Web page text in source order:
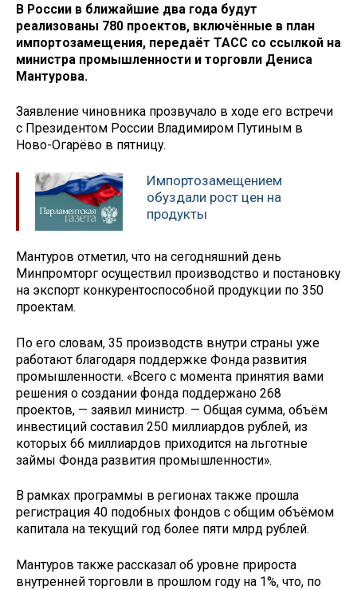
В России в ближайшие два года будут
реализованы 780 проектов, включённые в план
импортозамещения, передаёт ТАСС со ссылкой на
министра промышленности и торговли Дениса
Мантурова.
Заявление чиновника прозвучало в ходе его встречи
с Президентом России Владимиром Путиным в
Ново-Огарёво в пятницу.
Импортозамещением
обуздали рост цен на
продукты
Мантуров отметил, что на сегодняшний день
Минпромторг осуществил производство и постановку
на экспорт конкурентоспособной продукции по 350
проектам.
По его словам, 35 производств внутри страны уже
работают благодаря поддержке Фонда развития
промышленности. «Всего с момента принятия вами
решения о создании фонда поддержано 268
проектов, — заявил министр. — Общая сумма, объём
инвестиций составил 250 миллиардов рублей, из
которых 66 миллиардов приходится на льготные
займы Фонда развития промышленности».
В рамках программы в регионах также прошла
регистрация 40 подобных фондов с общим объёмом
капитала на текущий год более пяти млрд рублей.
Мантуров также рассказал об уровне прироста
внутренней торговли в прошлом году на 1%, что, по